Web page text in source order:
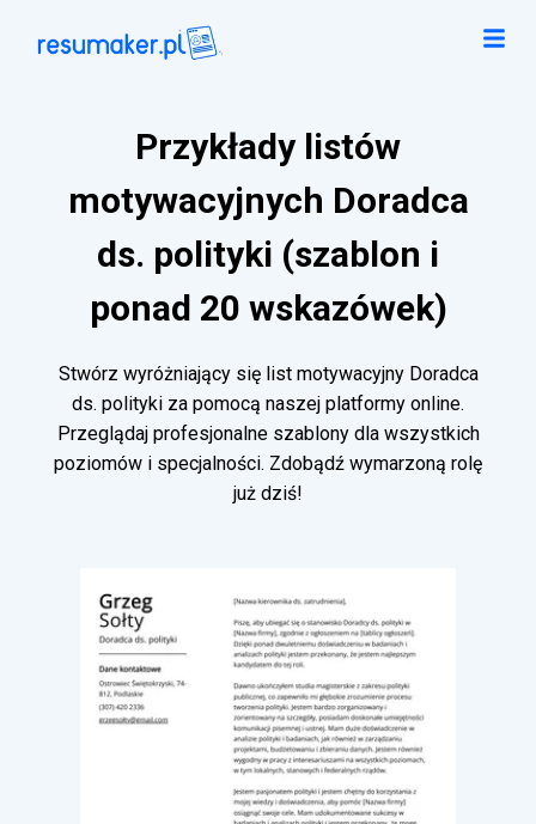
Przykłady listów
motywacyjnych Doradca
ds. polityki (szablon i
ponad 20 wskazówek)
Stwórz wyróżniający się list motywacyjny Doradca
ds. polityki za pomocą naszej platformy online.
Przeglądaj profesjonalne szablony dla wszystkich
poziomów i specjalności. Zdobądź wymarzoną rolę
już dziś!